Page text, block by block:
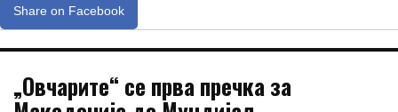
Share on Facebook
„Овчарите“ се прва пречка за